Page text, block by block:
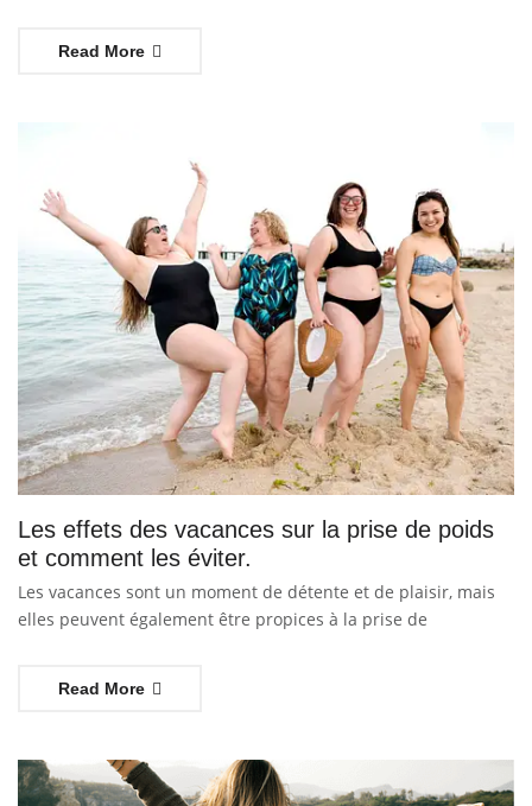
Read More
Les effets des vacances sur la prise de poids
et comment les éviter.
Les vacances sont un moment de détente et de plaisir, mais
elles peuvent également être propices à la prise de
Read More